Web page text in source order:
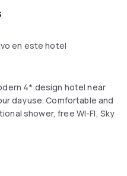
en este hotel
4* design hotel near
dayuse. Comfortable and
shower, free WI-FI, Sky